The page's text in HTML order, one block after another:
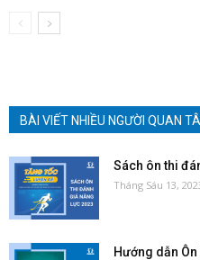
BÀI VIẾT NHIỀU NGƯỜI QUAN
Sách ôn thi
Tháng Sáu 13,
Hướng dẫn